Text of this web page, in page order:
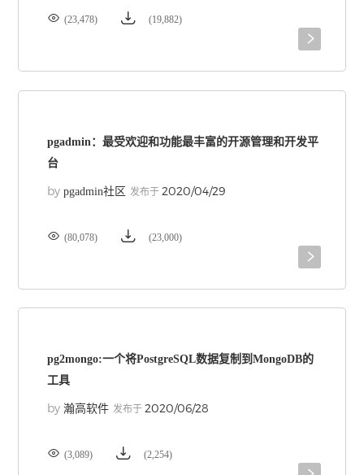
 (23,478)  (19,882)

pgadmin：最受欢迎和功能最丰富的开源管理和开发平
台
bypgadmin社区 发布于2020/04/29
 (80,078)  (23,000)

pg2mongo:一个将PostgreSQL数据复制到MongoDB的
工具
by瀚高软件 发布于2020/06/28
 (3,089)  (2,254)